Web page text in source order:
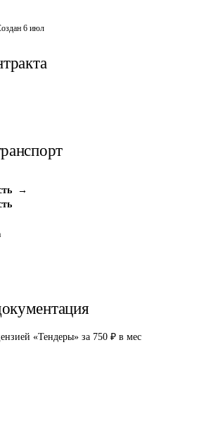
6 июл
→
«Тендеры» за 750 ₽ в мес